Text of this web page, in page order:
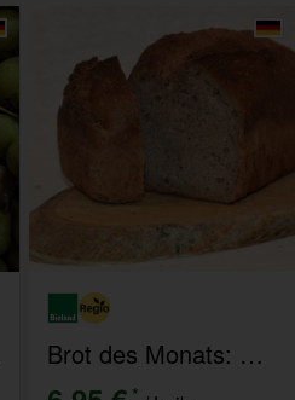
Brot des Monats: Dinkelfermentbrot 750g
*